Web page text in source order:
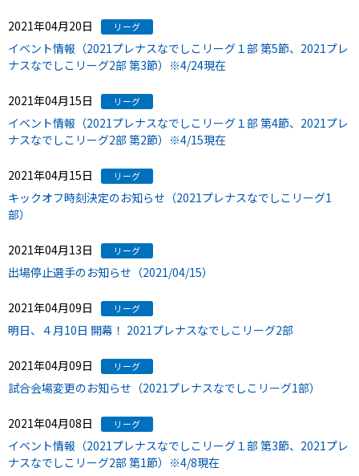
2021年04月20日 リーグ
イベント情報（2021プレナスなでしこリーグ１部 第5節、2021プレ
ナスなでしこリーグ2部 第3節）※4/24現在
2021年04月15日 リーグ
イベント情報（2021プレナスなでしこリーグ１部 第4節、2021プレ
ナスなでしこリーグ2部 第2節）※4/15現在
2021年04月15日 リーグ
キックオフ時刻決定のお知らせ（2021プレナスなでしこリーグ1
部）
2021年04月13日 リーグ
出場停止選手のお知らせ（2021/04/15）
2021年04月09日 リーグ
明日、４月10日 開幕！ 2021プレナスなでしこリーグ2部
2021年04月09日 リーグ
試合会場変更のお知らせ（2021プレナスなでしこリーグ1部）
2021年04月08日 リーグ
イベント情報（2021プレナスなでしこリーグ１部 第3節、2021プレ
ナスなでしこリーグ2部 第1節）※4/8現在